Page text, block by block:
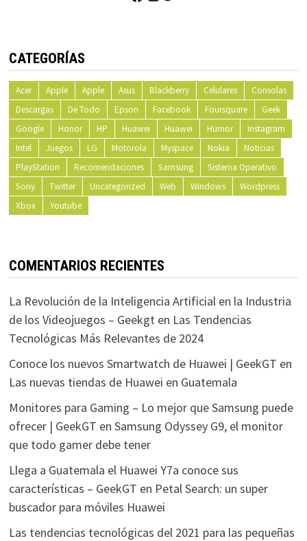
CATEGORÍAS
Acer Apple Apple Asus Blackberry Celulares
Consolas
Descargas
De Todo Epson Facebook Foursquare
Geek
Google
Honor HP Huawei Huawei Humor
Instagram
Intel
Juegos LG Motorola Myspace Nokia
Noticias
PlayStation
Recomendaciones Samsung
Sistema Operativo
Sony
Twitter Uncategorized Web Windows
Wordpress
Xbox
Youtube
COMENTARIOS RECIENTES
La Revolución de la Inteligencia Artificial en la Industria
de los Videojuegos – Geekgten Las Tendencias
Tecnológicas Más Relevantes de 2024
Conoce los nuevos Smartwatch de Huawei | GeekGT en
Las nuevas tiendas de Huawei en Guatemala
Monitores para Gaming – Lo mejor que Samsung puede
ofrecer | GeekGT en Samsung Odyssey G9, el monitor
que todo gamer debe tener
Llega a Guatemala el Huawei Y7a conoce sus
características – GeekGT en Petal Search: un super
buscador para móviles Huawei
Las tendencias tecnológicas del 2021 para las pequeñas